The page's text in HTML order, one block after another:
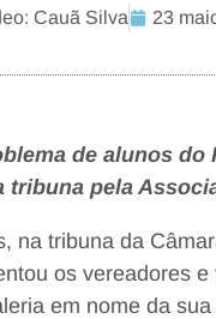
Cauã Silva 23
de alunos do
pela
na tribuna da
os vereadores
em nome da